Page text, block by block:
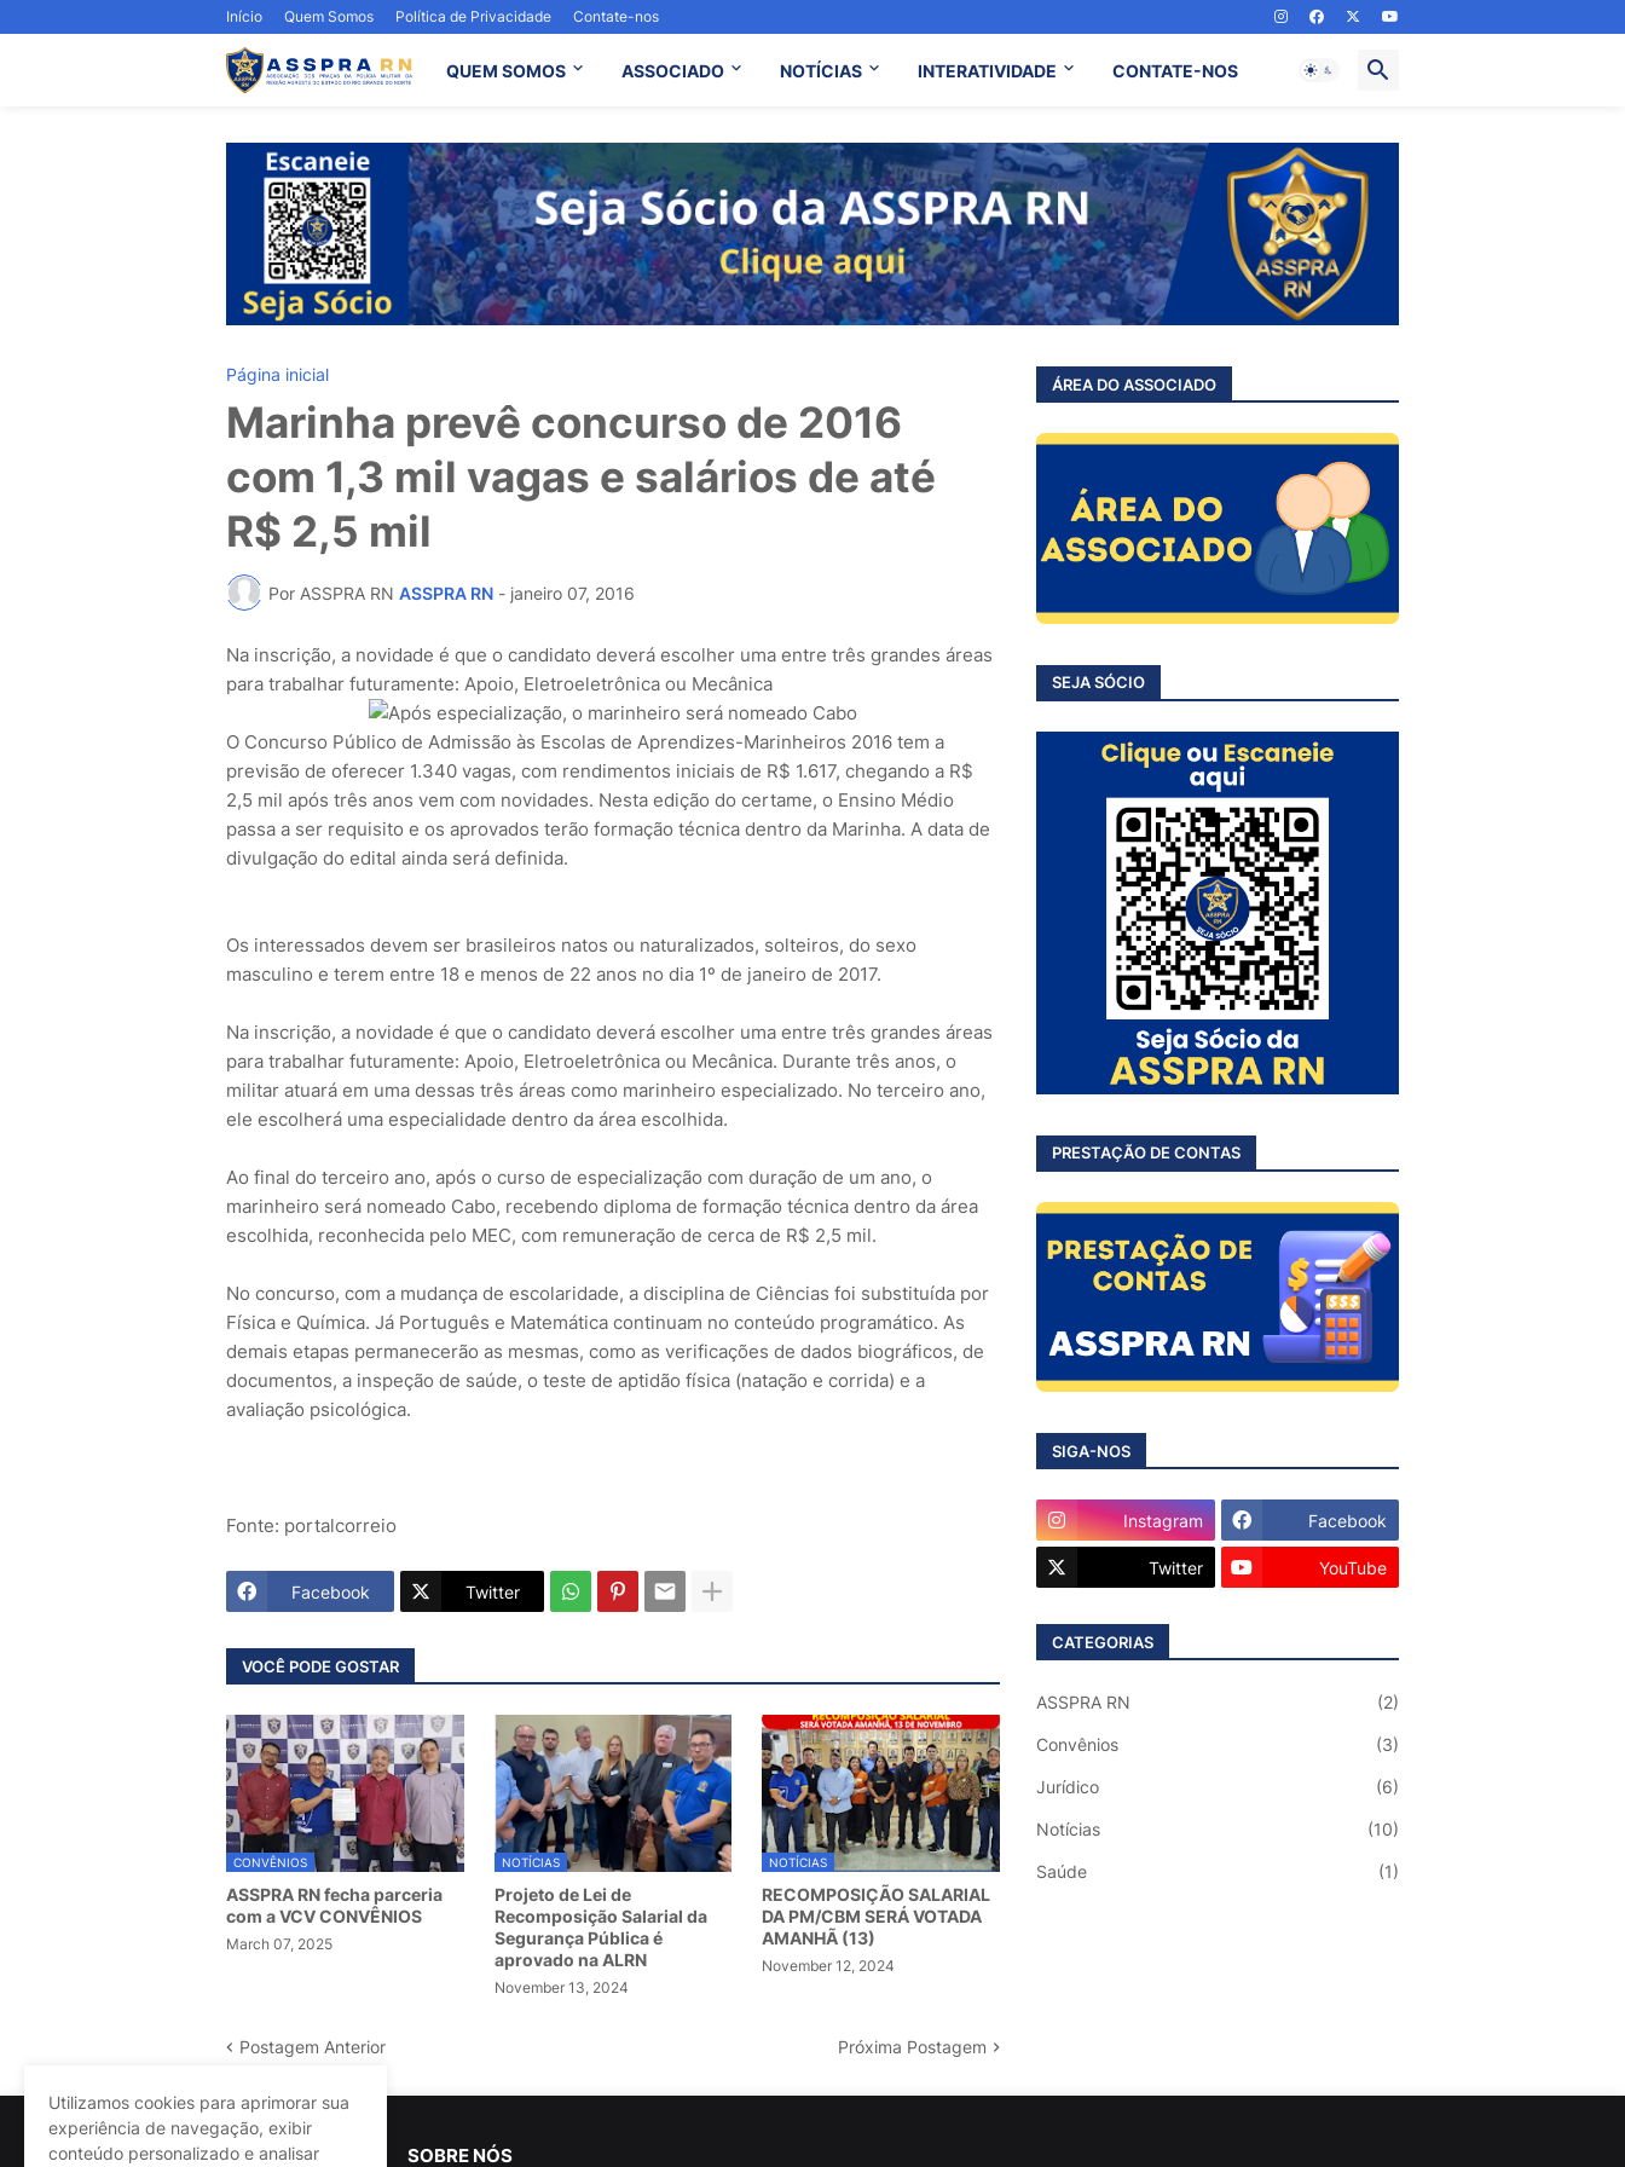
Início Quem Somos Política de Privacidade Contate-nos
QUEM SOMOS ASSOCIADO NOTÍCIAS INTERATIVIDADE CONTATE-NOS
Página inicial
Marinha prevê concurso de 2016
com 1,3 mil vagas e salários de até
R$ 2,5 mil
Por ASSPRA RN ASSPRA RN - janeiro 07, 2016
Na inscrição, a novidade é que o candidato deverá escolher uma entre três grandes áreas
para trabalhar futuramente: Apoio, Eletroeletrônica ou Mecânica
O Concurso Público de Admissão às Escolas de Aprendizes-Marinheiros 2016 tem a
previsão de oferecer 1.340 vagas, com rendimentos iniciais de R$ 1.617, chegando a R$
2,5 mil após três anos vem com novidades. Nesta edição do certame, o Ensino Médio
passa a ser requisito e os aprovados terão formação técnica dentro da Marinha. A data de
divulgação do edital ainda será definida.
Os interessados devem ser brasileiros natos ou naturalizados, solteiros, do sexo
masculino e terem entre 18 e menos de 22 anos no dia 1º de janeiro de 2017.
Na inscrição, a novidade é que o candidato deverá escolher uma entre três grandes áreas
para trabalhar futuramente: Apoio, Eletroeletrônica ou Mecânica. Durante três anos, o
militar atuará em uma dessas três áreas como marinheiro especializado. No terceiro ano,
ele escolherá uma especialidade dentro da área escolhida.
Ao final do terceiro ano, após o curso de especialização com duração de um ano, o
marinheiro será nomeado Cabo, recebendo diploma de formação técnica dentro da área
escolhida, reconhecida pelo MEC, com remuneração de cerca de R$ 2,5 mil.
No concurso, com a mudança de escolaridade, a disciplina de Ciências foi substituída por
Física e Química. Já Português e Matemática continuam no conteúdo programático. As
demais etapas permanecerão as mesmas, como as verificações de dados biográficos, de
documentos, a inspeção de saúde, o teste de aptidão física (natação e corrida) e a
avaliação psicológica.
Fonte: portalcorreio
Facebook Twitter
VOCÊ PODE GOSTAR
CONVÊNIOS
ASSPRA RN fecha parceria
com a VCV CONVÊNIOS
March 07, 2025
NOTÍCIAS
Projeto de Lei de
Recomposição Salarial da
Segurança Pública é
aprovado na ALRN
November 13, 2024
NOTÍCIAS
RECOMPOSIÇÃO SALARIAL
DA PM/CBM SERÁ VOTADA
AMANHÃ (13)
November 12, 2024
Postagem Anterior Próxima Postagem
ÁREA DO ASSOCIADO
SEJA SÓCIO
PRESTAÇÃO DE CONTAS
SIGA-NOS
Instagram Facebook
Twitter YouTube
CATEGORIAS
ASSPRA RN (2)
Convênios (3)
Jurídico (6)
Notícias (10)
Saúde (1)
SOBRE NÓS
Utilizamos cookies para aprimorar sua
experiência de navegação, exibir
conteúdo personalizado e analisar